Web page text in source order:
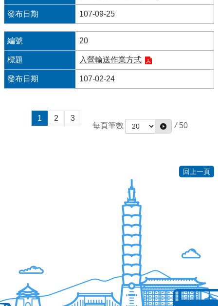
107-09-25
20
入營輸送作業方式
107-02-24
1 2
3
每頁筆數
/ 50
回上一頁